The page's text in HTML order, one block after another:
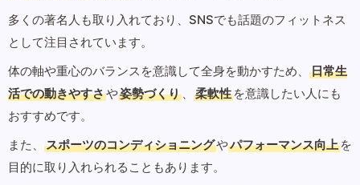
多くの著名人も取り入れており、SNSでも話題のフィットネス
として注目されています。
体の軸や重心のバランスを意識して全身を動かすため、
日常生
活での動きやすさや姿勢づくり 、 柔軟性 を意識したい人にも
おすすめです。
また、
スポーツのコンディショニングやパフォーマンス向上 を
目的に取り入れられることもあります。